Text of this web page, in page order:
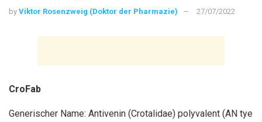
by Viktor Rosenzweig (Doktor der Pharmazie) 27/07/2022
CroFab
Generischer Name: Antivenin (Crotalidae) polyvalent (AN tye